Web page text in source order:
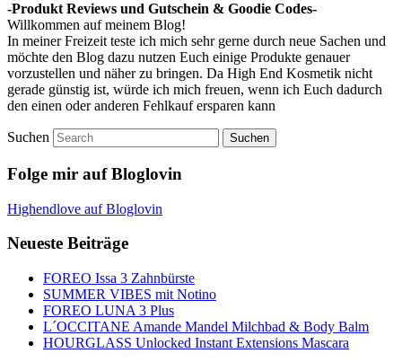
-Produkt Reviews und Gutschein & Goodie Codes-
Willkommen auf meinem Blog!
In meiner Freizeit teste ich mich sehr gerne durch neue Sachen und
möchte den Blog dazu nutzen Euch einige Produkte genauer
vorzustellen und näher zu bringen. Da High End Kosmetik nicht
gerade günstig ist, würde ich mich freuen, wenn ich Euch dadurch
den einen oder anderen Fehlkauf ersparen kann
Suchen
Folge mir auf Bloglovin
Highendlove auf Bloglovin
Neueste Beiträge
FOREO Issa 3 Zahnbürste
SUMMER VIBES mit Notino
FOREO LUNA 3 Plus
L´OCCITANE Amande Mandel Milchbad & Body Balm
HOURGLASS Unlocked Instant Extensions Mascara